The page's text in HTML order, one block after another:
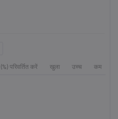
(%) परिवर्तित करें खुला उच्च कम